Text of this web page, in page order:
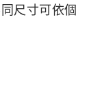
尺寸可依個